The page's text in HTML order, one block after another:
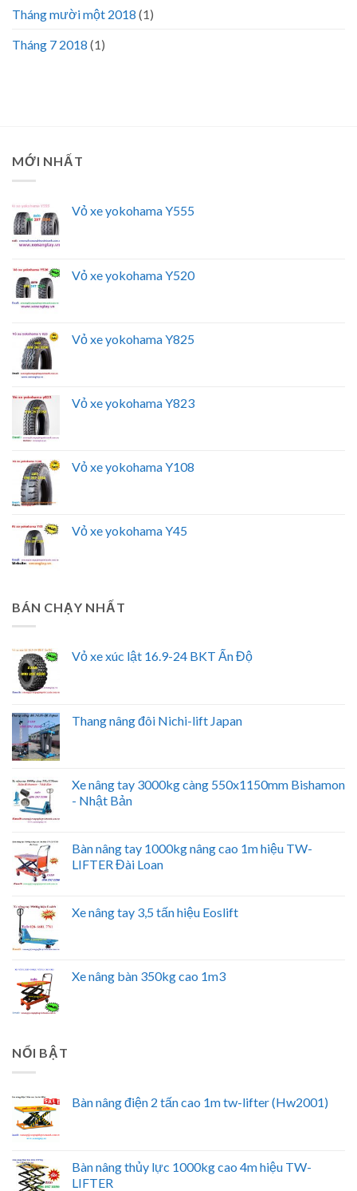
Tháng mười một 2018 (1)
Tháng 7 2018 (1)
MỚI NHẤT
Vỏ xe yokohama Y555
Vỏ xe yokohama Y520
Vỏ xe yokohama Y825
Vỏ xe yokohama Y823
Vỏ xe yokohama Y108
Vỏ xe yokohama Y45
BÁN CHẠY NHẤT
Vỏ xe xúc lật 16.9-24 BKT Ấn Độ
Thang nâng đôi Nichi-lift Japan
Xe nâng tay 3000kg càng 550x1150mm Bishamon
- Nhật Bản
Bàn nâng tay 1000kg nâng cao 1m hiệu TW-
LIFTER Đài Loan
Xe nâng tay 3,5 tấn hiệu Eoslift
Xe nâng bàn 350kg cao 1m3
NỔI BẬT
Bàn nâng điện 2 tấn cao 1m tw-lifter (Hw2001)
Bàn nâng thủy lực 1000kg cao 4m hiệu TW-
LIFTER